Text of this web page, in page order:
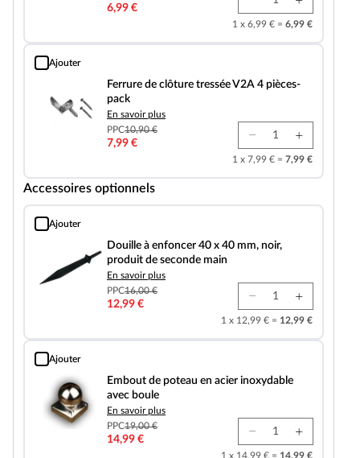
6,99 €
1 x 6,99 € = 6,99 €
Ajouter
Ferrure de clôture tressée V2A 4 pièces-pack
Ferrure de clôture tressée V2A 4 pièces-
pack
En savoir plus
PPC10,90 €
7,99 €
1 x 7,99 € = 7,99 €
Accessoires optionnels
Ajouter
Douille à enfoncer 40 x 40 mm, noir, produit de seconde main
Douille à enfoncer 40 x 40 mm, noir,
produit de seconde main
En savoir plus
PPC16,00 €
12,99 €
1 x 12,99 € = 12,99 €
Ajouter
Embout de poteau en acier inoxydable avec boule
Embout de poteau en acier inoxydable
avec boule
En savoir plus
PPC19,00 €
14,99 €
1 x 14,99 € = 14,99 €